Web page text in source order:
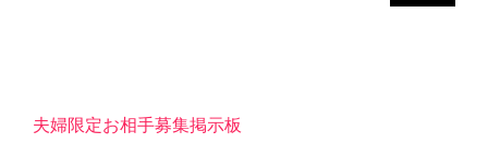
夫婦限定お相手募集掲示板